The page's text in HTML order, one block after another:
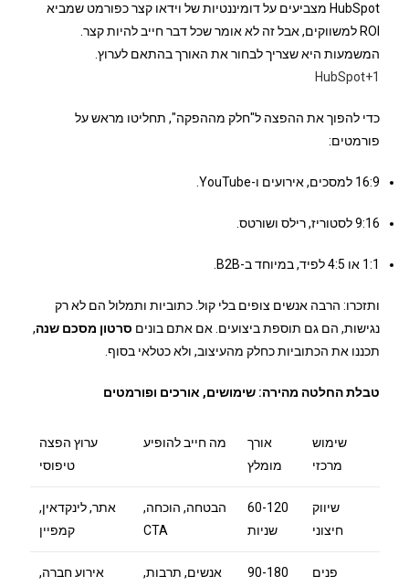
HubSpot מצביעים על דומיננטיות של וידאו קצר כפורמט שמביא
ROI למשווקים, אבל זה לא אומר שכל דבר חייב להיות קצר.
המשמעות היא שצריך לבחור את האורך בהתאם לערוץ.
HubSpot+1
כדי להפוך את ההפצה ל"חלק מההפקה", תחליטו מראש על
פורמטים:
16:9 למסכים, אירועים ו-YouTube.
9:16 לסטוריז, רילס ושורטס.
1:1 או 4:5 לפיד, במיוחד ב-B2B.
ותזכרו: הרבה אנשים צופים בלי קול. כתוביות ותמלול הם לא רק
נגישות, הם גם תוספת ביצועים. אם אתם בונים סרטון מסכם שנה,
תכננו את הכתוביות כחלק מהעיצוב, ולא כטלאי בסוף.
טבלת החלטה מהירה: שימושים, אורכים ופורמטים
שימוש
מרכזי
אורך
מומלץ
מה חייב להופיע
ערוץ הפצה
טיפוסי
שיווק
חיצוני
60-120
שניות
הבטחה, הוכחה,
CTA
אתר, לינקדאין,
קמפיין
פנים
90-180
אנשים, תרבות,
אירוע חברה,